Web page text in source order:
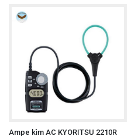
Ampe kìm AC KYORITSU 2210R